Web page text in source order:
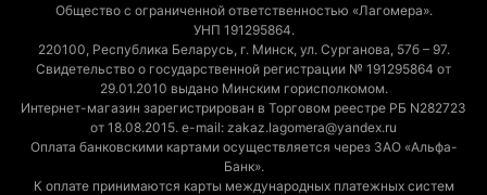
Общество с ограниченной ответственностью «Лагомера».
УНП 191295864.
220100, Республика Беларусь, г. Минск, ул. Сурганова, 57б – 97.
Свидетельство о государственной регистрации № 191295864 от
29.01.2010 выдано Минским горисполкомом.
Интернет-магазин зарегистрирован в Торговом реестре РБ N282723
от 18.08.2015. e-mail: zakaz.lagomera@yandex.ru
Оплата банковскими картами осуществляется через ЗАО «Альфа-
Банк».
К оплате принимаются карты международных платежных систем